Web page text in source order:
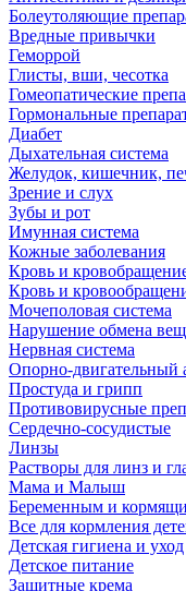
Болеутоляющие
Вредные привычки
Геморрой
Глисты, вши, чесотка
Гомеопатические
Гормональные
Диабет
Дыхательная система
Желудок, кишечник,
Зрение и слух
Зубы и рот
Имунная система
Кожные заболевания
Кровь и
Кровь и
Мочеполовая система
Нарушение обмена
Нервная система
Опорно-двигательный
Простуда и грипп
Противовирусные
Сердечно-сосудистые
Линзы
Растворы для линз и
Мама и Малыш
Беременным и
Все для кормления
Детская гигиена и уход
Детское питание
Защитные крема